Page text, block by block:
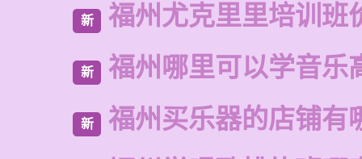
新 福州尤克里里培训班
新 福州哪里可以学音乐
新 福州买乐器的店铺有